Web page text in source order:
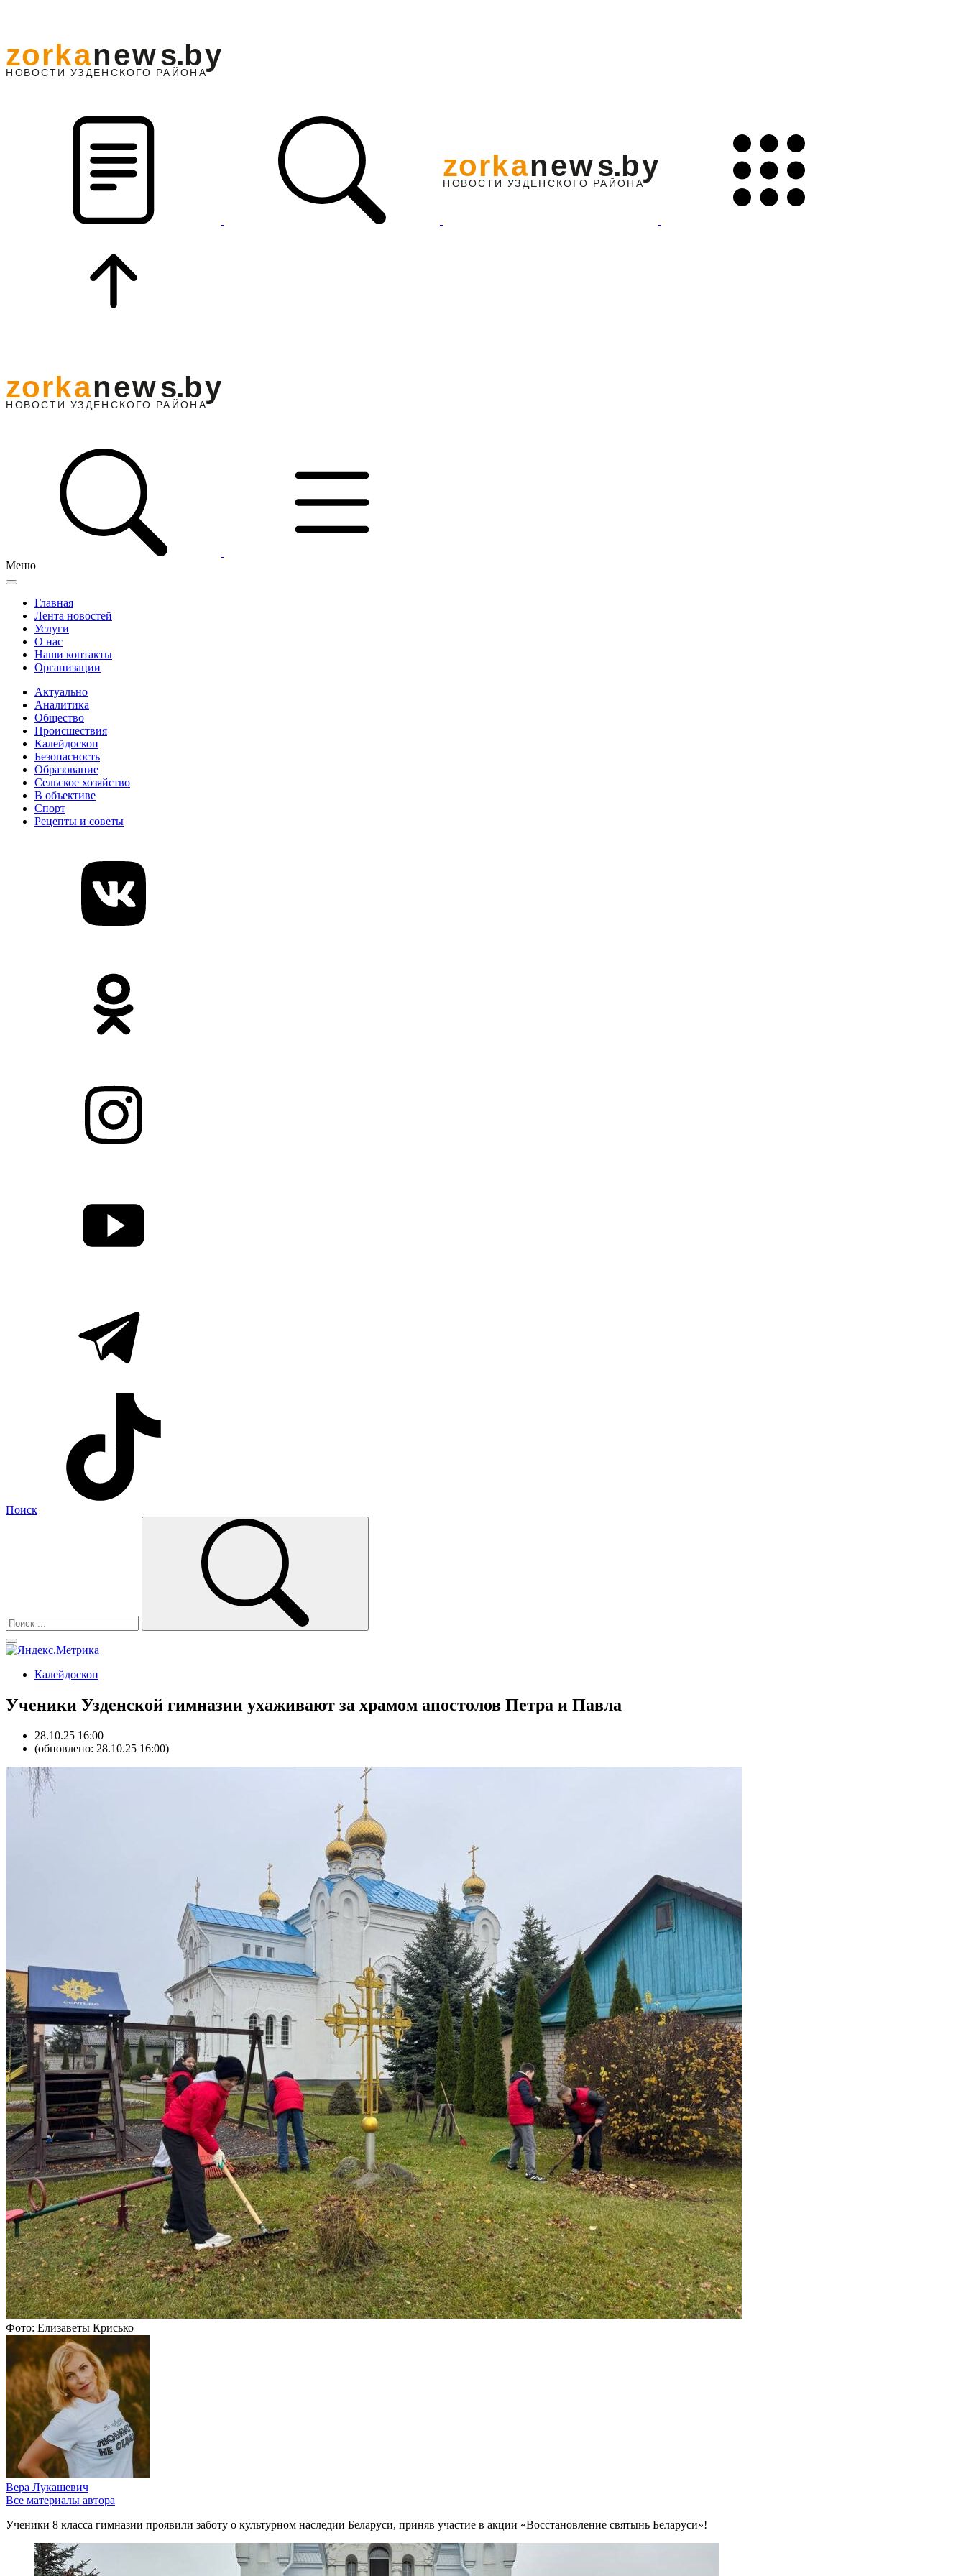
НО ВОСТИ УЗДЕНС КО ГО РАЙОНА
zorkanews.by
Меню
Главная
Лента новостей
Услуги
О нас
Наши контакты
Организации
Актуально
Аналитика
Общество
Происшествия
Калейдоскоп
Безопасность
Образование
Сельское хозяйство
В объективе
Спорт
Рецепты и советы
Поиск
Калейдоскоп
Ученики Узденской гимназии ухаживают за храмом апостолов Петра и Павла
28.10.25 16:00
(обновлено: 28.10.25 16:00)
Фото: Елизаветы Крисько
Вера Лукашевич
Все материалы автора
Ученики 8 класса гимназии проявили заботу о культурном наследии Беларуси, приняв участие в акции «Восстановление святынь Беларуси»!